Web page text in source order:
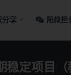
分享 阳叔担
定项目（